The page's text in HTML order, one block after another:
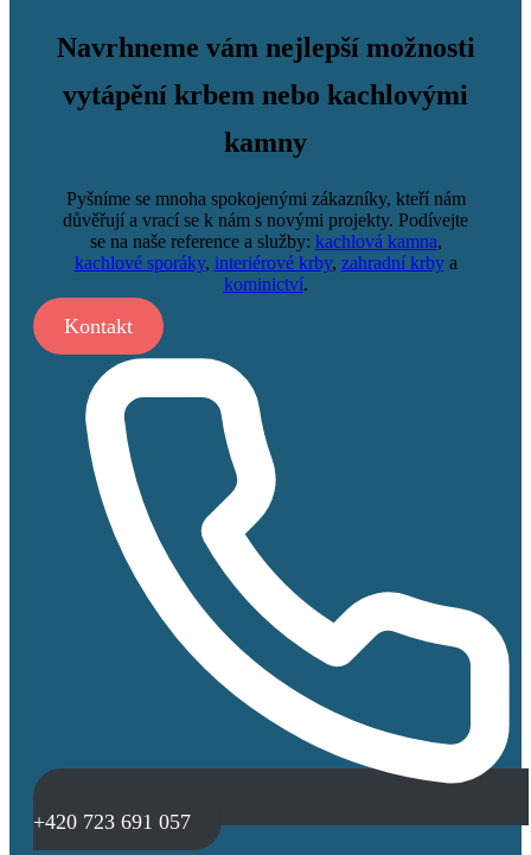
Navrhneme vám nejlepší možnosti
vytápění krbem nebo kachlovými
kamny
Pyšníme se mnoha spokojenými zákazníky, kteří nám
důvěřují a vrací se k nám s novými projekty. Podívejte
se na naše reference a služby: kachlová kamna,
kachlové sporáky, interiérové krby, zahradní krbya
kominictví.
Kontakt
+420 723 691 057